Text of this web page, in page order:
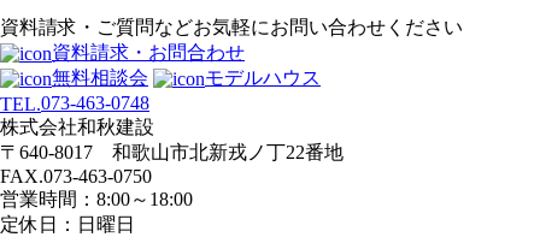
資料請求・ご質問などお気軽にお問い合わせください
資料請求・お問合わせ
無料相談会
モデルハウス
TEL.073-463-0748
株式会社和秋建設
〒640-8017 和歌山市北新戎ノ丁22番地
FAX.073-463-0750
営業時間：8:00～18:00
定休日：日曜日